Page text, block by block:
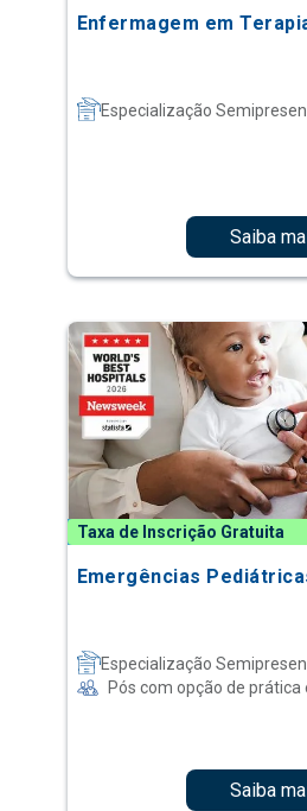
Enfermagem em
Especialização
Saiba
Taxa de Inscrição Gratuita
Emergências
Especialização
Pós com opção de prática
Saiba